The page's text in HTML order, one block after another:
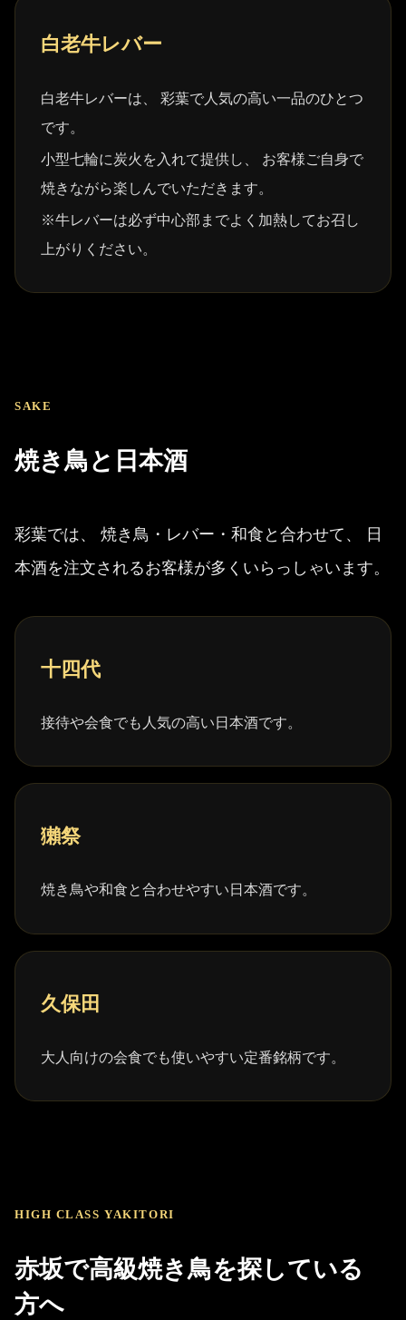
白老牛レバー
白老牛レバーは、 彩葉で人気の高い一品のひとつ
です。
小型七輪に炭火を入れて提供し、 お客様ご自身で
焼きながら楽しんでいただきます。
※牛レバーは必ず中心部までよく加熱してお召し
上がりください。
SAKE
焼き鳥と日本酒
彩葉では、 焼き鳥・レバー・和食と合わせて、 日
本酒を注文されるお客様が多くいらっしゃいます。
十四代
接待や会食でも人気の高い日本酒です。
獺祭
焼き鳥や和食と合わせやすい日本酒です。
久保田
大人向けの会食でも使いやすい定番銘柄です。
HIGH CLASS YAKITORI
赤坂で高級焼き鳥を探している
方へ